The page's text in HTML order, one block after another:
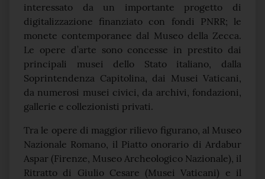
interessato da un importante progetto di
digitalizzazione finanziato con fondi PNRR; le
monete contemporanee dal Museo della Zecca.
Le opere d’arte sono concesse in prestito dai
principali musei dello Stato italiano, dalla
Soprintendenza Capitolina, dai Musei Vaticani,
da numerosi musei civici, da archivi, fondazioni,
gallerie e collezionisti privati.
Tra le opere di maggior rilievo figurano, al Museo
Nazionale Romano, il Piatto onorario di Ardabur
Aspar (Firenze, Museo Archeologico Nazionale), il
Ritratto di Giulio Cesare (Musei Vaticani) e il